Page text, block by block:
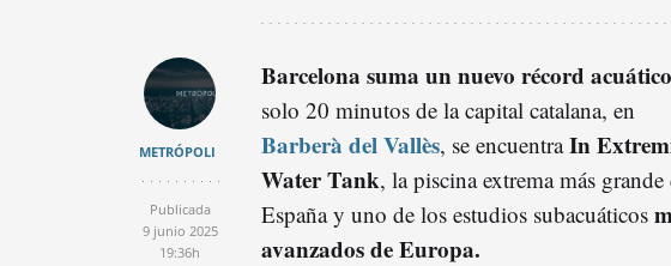
METRÓPOLI
Publicada
9 junio 2025
19:36h
Barcelona suma un nuevo récord
solo 20 minutos de la capital catalana, en
Barberà del Vallès, se encuentraIn
Water Tank, la piscina extrema más grande
España y uno de los estudios subacuáticos
avanzados de Europa.